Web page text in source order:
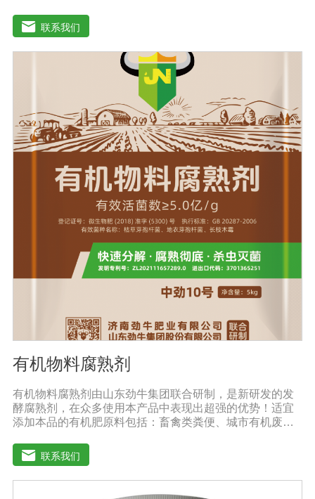
物激素、酸性物质以及维生素，能不同程度地刺激调节植
物生长；并且能产生铁载体、抗生素、系统防卫酶等多种
物质，可以抑制细菌或真菌性病害或诱导系统抗性间接达
到促进植物生长的作用。●传导性强，生根护根，平衡土壤
微生物环境，形成有益菌屏障，提高作物的抗病性，苗齐
旱、药害、盐害等逆境的抗逆能力。●营养丰富，促进植物
生长发育，叶片更加柔软浓绿、毛细根增多，预防早衰，
增产提质。【适用范围】玉米、小麦、果树、土豆、红
薯、辣椒、番茄、黄瓜丶韮菜、甘蓝等瓜果、蔬菜。【注
用，用过农药 的喷雾器一定要认真清洗后在喷菌剂。2.本
品如与化肥混用，要现混现用。【贮 存】于阴凉干燥处保
存，避免阳光直射和雨淋【保 质 期】24个月【性 状】粉
剂【活 菌 数】≥10亿/克
联系我们
有机物料腐熟剂
有机物料腐熟剂由山东劲牛集团联合研制，是新研发的发
酵腐熟剂，在众多使用本产品中表现出超强的优势！适宜
添加本品的有机肥原料包括：畜禽类粪便、城市有机废弃
工废弃料（蔗糖泥、果渣、茶渣、蘑菇渣、酒糟、中草药
残渣、糠醛渣、农作物秸杆等）。【功效特点】1、本产品
适应性广，升温速度快，分解能力强，除臭效果彻底。2、
起温快在温度0℃以上时, 2天温度可升至60℃以上。可充
联系我们